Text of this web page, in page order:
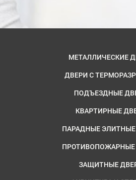
МЕТАЛЛИЧЕСКИЕ
ДВЕРИ С
ПОДЪЕЗДНЫЕ
КВАРТИРНЫЕ
ПАРАДНЫЕ
ПРОТИВОПОЖАРНЫЕ
ЗАЩИТНЫЕ